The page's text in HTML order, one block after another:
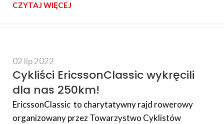
CZYTAJ WIĘCEJ
02 lip 2022
Cykliści EricssonClassic wykręcili
dla nas 250km!
EricssonClassic to charytatywny rajd rowerowy
organizowany przez Towarzystwo Cyklistów